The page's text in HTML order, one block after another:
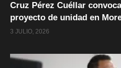
Cruz Pérez Cuéllar
proyecto de unidad en
3 JULIO, 2026